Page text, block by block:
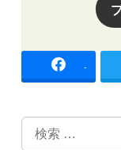
-
検
索